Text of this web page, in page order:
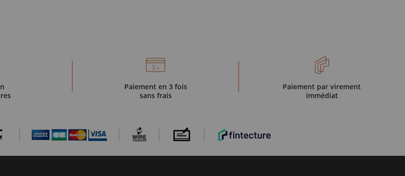
Paiement en 3 fois
sans frais
Paiement par virement
immédiat